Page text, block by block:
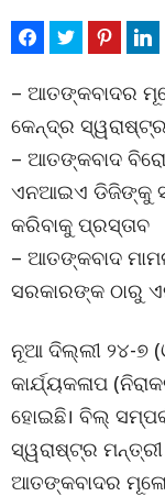
– ଆତଙ୍କବାଦର
କେନ୍ଦ୍ର
– ଆତଙ୍କବାଦ
ଏନଆଇଏ ଡିଜିଙ୍କୁ
କରିବାକୁ ପ୍ରସ୍ତାବ
– ଆତଙ୍କବାଦ
ସରକାରଙ୍କ ଠାରୁ
ନୂଆ ଦିଲ୍ଲୀ ୨୪-୭
କାର୍ଯ୍ୟକଳାପ
ହୋଇଛି। ବିଲ୍
ସ୍ୱରାଷ୍ଟ୍ର
ଆତଙ୍କବାଦର